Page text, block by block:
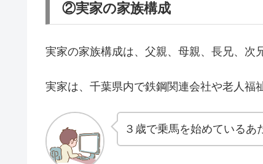
②実家の家族構成
実家の家族構成は、父親、母親、長兄、次
実家は、千葉県内で鉄鋼関連会社や老人福
３歳で乗馬を始めている